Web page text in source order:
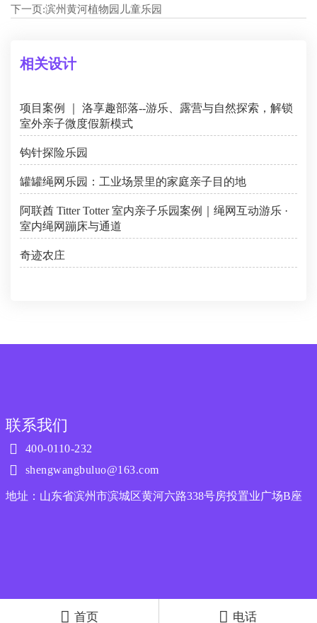
下一页:滨州黄河植物园儿童乐园
相关设计
项目案例 ｜ 洛享趣部落--游乐、露营与自然探索，解锁
室外亲子微度假新模式
钩针探险乐园
罐罐绳网乐园：工业场景里的家庭亲子目的地
阿联酋 Titter Totter 室内亲子乐园案例｜绳网互动游乐 ·
室内绳网蹦床与通道
奇迹农庄
联系我们
 400-0110-232
 shengwangbuluo@163.com
地址：山东省滨州市滨城区黄河六路338号房投置业广场B座
 首页  电话